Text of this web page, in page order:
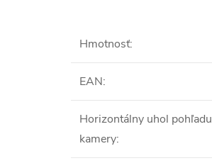
Hmotnosť:
EAN:
Horizontálny uhol pohľadu
kamery: